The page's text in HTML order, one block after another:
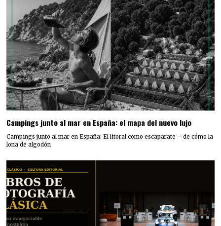
Campings junto al mar en España: el mapa del nuevo lujo
Campings junto al mar en España: El litoral como escaparate – de cómo la
lona de algodón